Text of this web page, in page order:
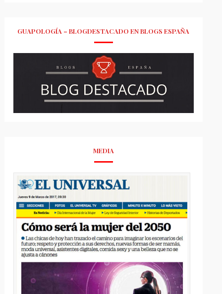
GUAPOLOGÍA – BLOGDESTACADO EN BLOGS ESPAÑA
MEDIA